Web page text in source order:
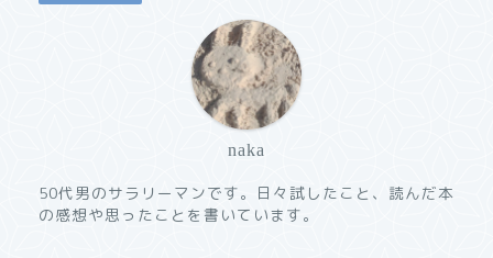
naka
50代男のサラリーマンです。日々試したこと、読んだ本
の感想や思ったことを書いています。